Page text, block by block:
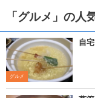
「グルメ」の人
グルメ
自